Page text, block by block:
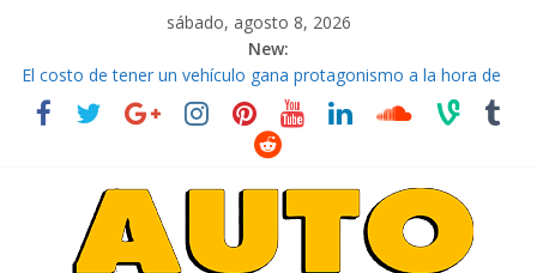
sábado, agosto 8, 2026
New:
El costo de tener un vehículo gana protagonismo a la hora de
decidir
Ultima película ‘Spider‑Man: Brand New Day’ pone en escena a
La Vuelta al Ecuador 2026, edición 47ª, recorre 7 provincias en 8